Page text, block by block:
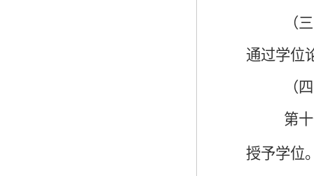
（
通过学位
（
第
授予学位